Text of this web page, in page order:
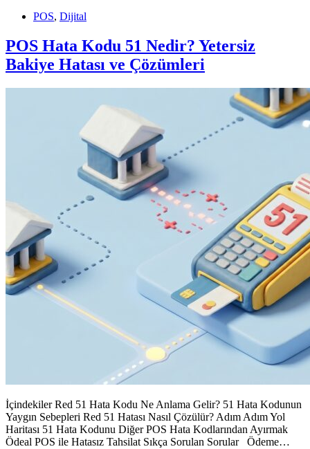
POS, Dijital
POS Hata Kodu 51 Nedir? Yetersiz
Bakiye Hatası ve Çözümleri
İçindekiler Red 51 Hata Kodu Ne Anlama Gelir? 51 Hata Kodunun
Yaygın Sebepleri Red 51 Hatası Nasıl Çözülür? Adım Adım Yol
Haritası 51 Hata Kodunu Diğer POS Hata Kodlarından Ayırmak
Ödeal POS ile Hatasız Tahsilat Sıkça Sorulan Sorular Ödeme…